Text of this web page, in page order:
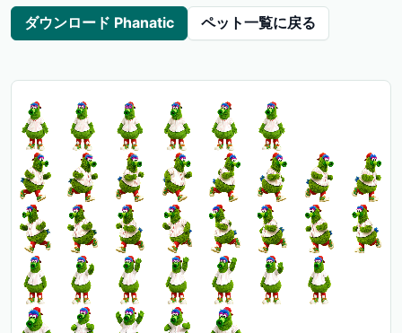
ダウンロード Phanatic ペット一覧に戻る